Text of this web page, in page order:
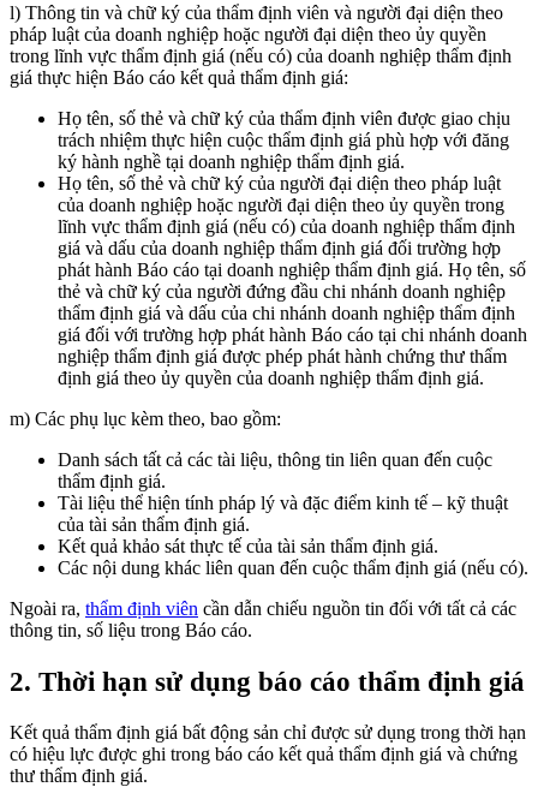
l) Thông tin và chữ ký của thẩm định viên và người đại diện theo
pháp luật của doanh nghiệp hoặc người đại diện theo ủy quyền
trong lĩnh vực thẩm định giá (nếu có) của doanh nghiệp thẩm định
giá thực hiện Báo cáo kết quả thẩm định giá:
Họ tên, số thẻ và chữ ký của thẩm định viên được giao chịu
trách nhiệm thực hiện cuộc thẩm định giá phù hợp với đăng
ký hành nghề tại doanh nghiệp thẩm định giá.
Họ tên, số thẻ và chữ ký của người đại diện theo pháp luật
của doanh nghiệp hoặc người đại diện theo ủy quyền trong
lĩnh vực thẩm định giá (nếu có) của doanh nghiệp thẩm định
giá và dấu của doanh nghiệp thẩm định giá đối trường hợp
phát hành Báo cáo tại doanh nghiệp thẩm định giá. Họ tên, số
thẻ và chữ ký của người đứng đầu chi nhánh doanh nghiệp
thẩm định giá và dấu của chi nhánh doanh nghiệp thẩm định
giá đối với trường hợp phát hành Báo cáo tại chi nhánh doanh
nghiệp thẩm định giá được phép phát hành chứng thư thẩm
định giá theo ủy quyền của doanh nghiệp thẩm định giá.
m) Các phụ lục kèm theo, bao gồm:
Danh sách tất cả các tài liệu, thông tin liên quan đến cuộc
thẩm định giá.
Tài liệu thể hiện tính pháp lý và đặc điểm kinh tế – kỹ thuật
của tài sản thẩm định giá.
Kết quả khảo sát thực tế của tài sản thẩm định giá.
Các nội dung khác liên quan đến cuộc thẩm định giá (nếu có).
Ngoài ra, thẩm định viên cần dẫn chiếu nguồn tin đối với tất cả các
thông tin, số liệu trong Báo cáo.
2. Thời hạn sử dụng báo cáo thẩm định giá
Kết quả thẩm định giá bất động sản chỉ được sử dụng trong thời hạn
có hiệu lực được ghi trong báo cáo kết quả thẩm định giá và chứng
thư thẩm định giá.